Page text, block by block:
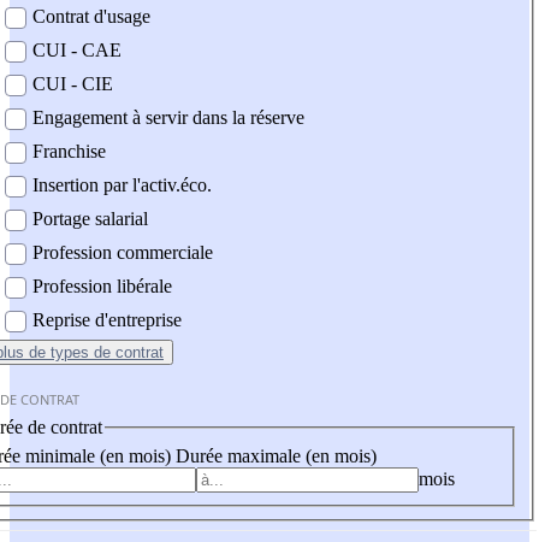
Contrat d'usage
CUI - CAE
CUI - CIE
Engagement à servir dans la réserve
Franchise
Insertion par l'activ.éco.
Portage salarial
Profession commerciale
Profession libérale
Reprise d'entreprise
de types de contrat
CONTRAT
de contrat
minimale (en mois) Durée maximale (en mois)
mois